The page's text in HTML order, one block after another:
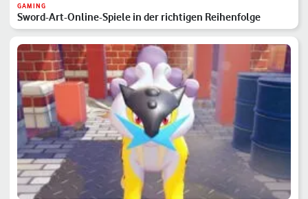
GAMING
Sword-Art-Online-Spiele in der richtigen Reihenfolge